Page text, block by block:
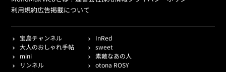
利用規約広告掲載について
宝島チャンネル
InRed
大人のおしゃれ手帖
sweet
mini
素敵なあの人
リンネル
otona ROSY